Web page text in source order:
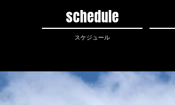
schedule
スケジュール